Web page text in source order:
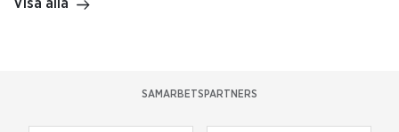
Visa alla
SAMARBETSPARTNERS